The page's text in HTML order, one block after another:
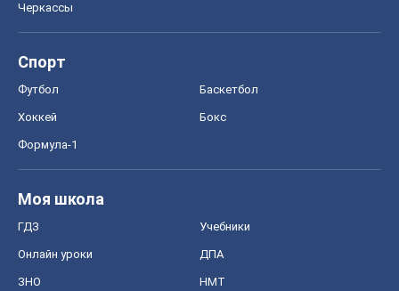
Черкассы
Спорт
Футбол Баскетбол
Хоккей Бокс
Формула-1
Моя школа
ГДЗ Учебники
Онлайн уроки ДПА
ЗНО НМТ